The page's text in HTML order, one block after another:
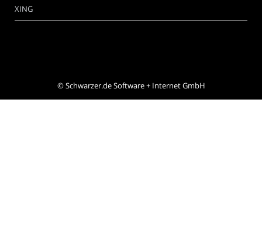
XING
©Schwarzer.de Software + Internet GmbH